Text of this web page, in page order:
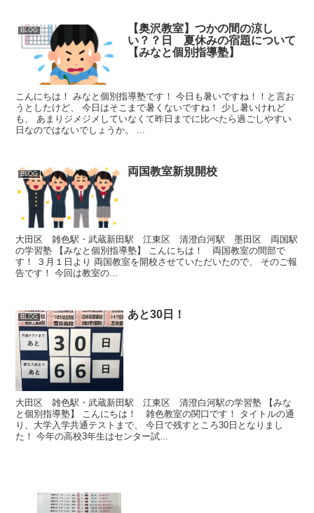
BLOG
【奥沢教室】つかの間の涼し
い？？日 夏休みの宿題について
【みなと個別指導塾】
こんにちは！ みなと個別指導塾です！ 今日も暑いですね！！と言お
うとしたけど、 今日はそこまで暑くないですね！ 少し暑いけれど
も、 あまりジメジメしていなくて昨日までに比べたら過ごしやすい
日なのではないでしょうか。 ...
BLOG 両国教室新規開校
大田区 雑色駅・武蔵新田駅 江東区 清澄白河駅 墨田区 両国駅
の学習塾 【みなと個別指導塾】 こんにちは！ 両国教室の間部で
す！ ３月１日より 両国教室を開校させていただいたので、 そのご報
告です！ 今回は教室の...
BLOG あと30日！
大田区 雑色駅・武蔵新田駅 江東区 清澄白河駅の学習塾 【みな
と個別指導塾】 こんにちは！ 雑色教室の関口です！ タイトルの通
り、大学入学共通テストまで、 今日で残すところ30日となりまし
た！ 今年の高校3年生はセンター試...